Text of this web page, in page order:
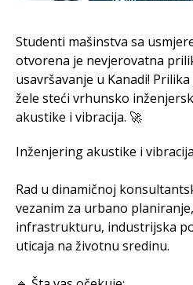
Studenti mašinstva sa
otvorena je nevjerovatna
usavršavanje u Kanadi!
žele steći vrhunsko
akustike i vibracija. 🚀
Inženjering akustike i
Rad u dinamičnoj
vezanim za urbano
infrastrukturu, industrijska
uticaja na životnu sredinu.